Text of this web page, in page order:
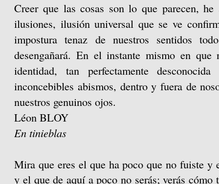
Creer que las cosas son lo que parecen,
ilusiones, ilusión universal que se ve
impostura tenaz de nuestros sentidos
desengañará. En el instante mismo en que
identidad, tan perfectamente
inconcebibles abismos, dentro y fuera de
nuestros genuinos ojos.
Léon BLOY
En tinieblas
Mira que eres el que ha poco que no fuiste y
y el que de aquí a poco no serás; verás cómo